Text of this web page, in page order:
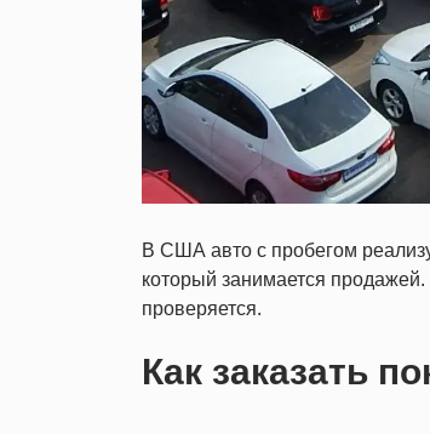
В США авто с пробегом
который занимается
проверяется.
Как заказать